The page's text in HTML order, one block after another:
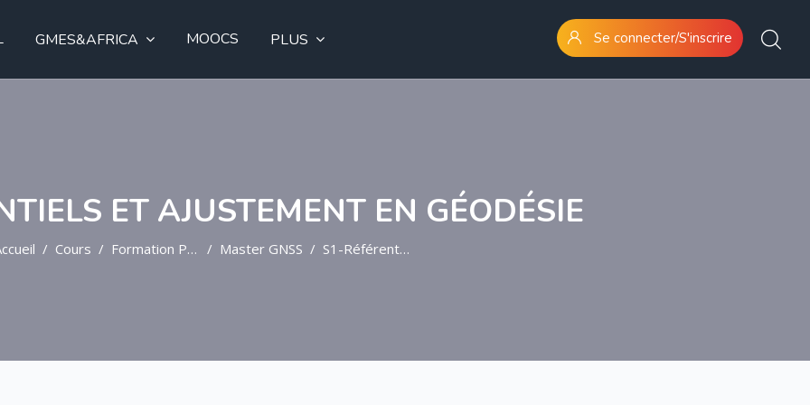
GMES&AFRICA MOOCS PLUS Se connecter/S'inscrire
ET AJUSTEMENT EN GÉODÉSIE
Cours Formation Post-Graduée Master GNSS S1-Référentiels Et Ajustement En Géodésie